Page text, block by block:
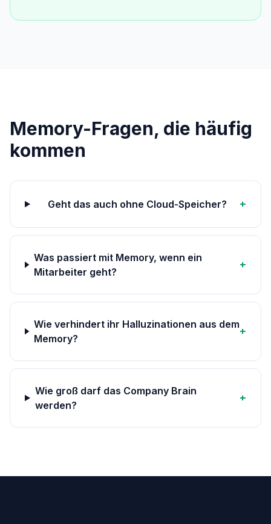
Memory-Fragen, die häufig
kommen
Geht das auch ohne Cloud-Speicher? +
Was passiert mit Memory, wenn ein
Mitarbeiter geht?
+
Wie verhindert ihr Halluzinationen aus dem
Memory?
+
Wie groß darf das Company Brain
werden?
+